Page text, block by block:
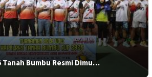
Tanah Bumbu Resmi Dimu…